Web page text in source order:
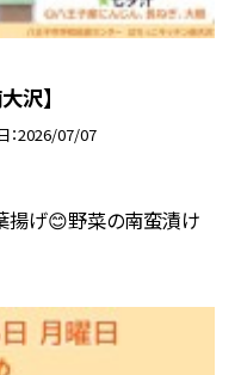
沢】
2026/07/07
揚げ😊野菜の南蛮漬け